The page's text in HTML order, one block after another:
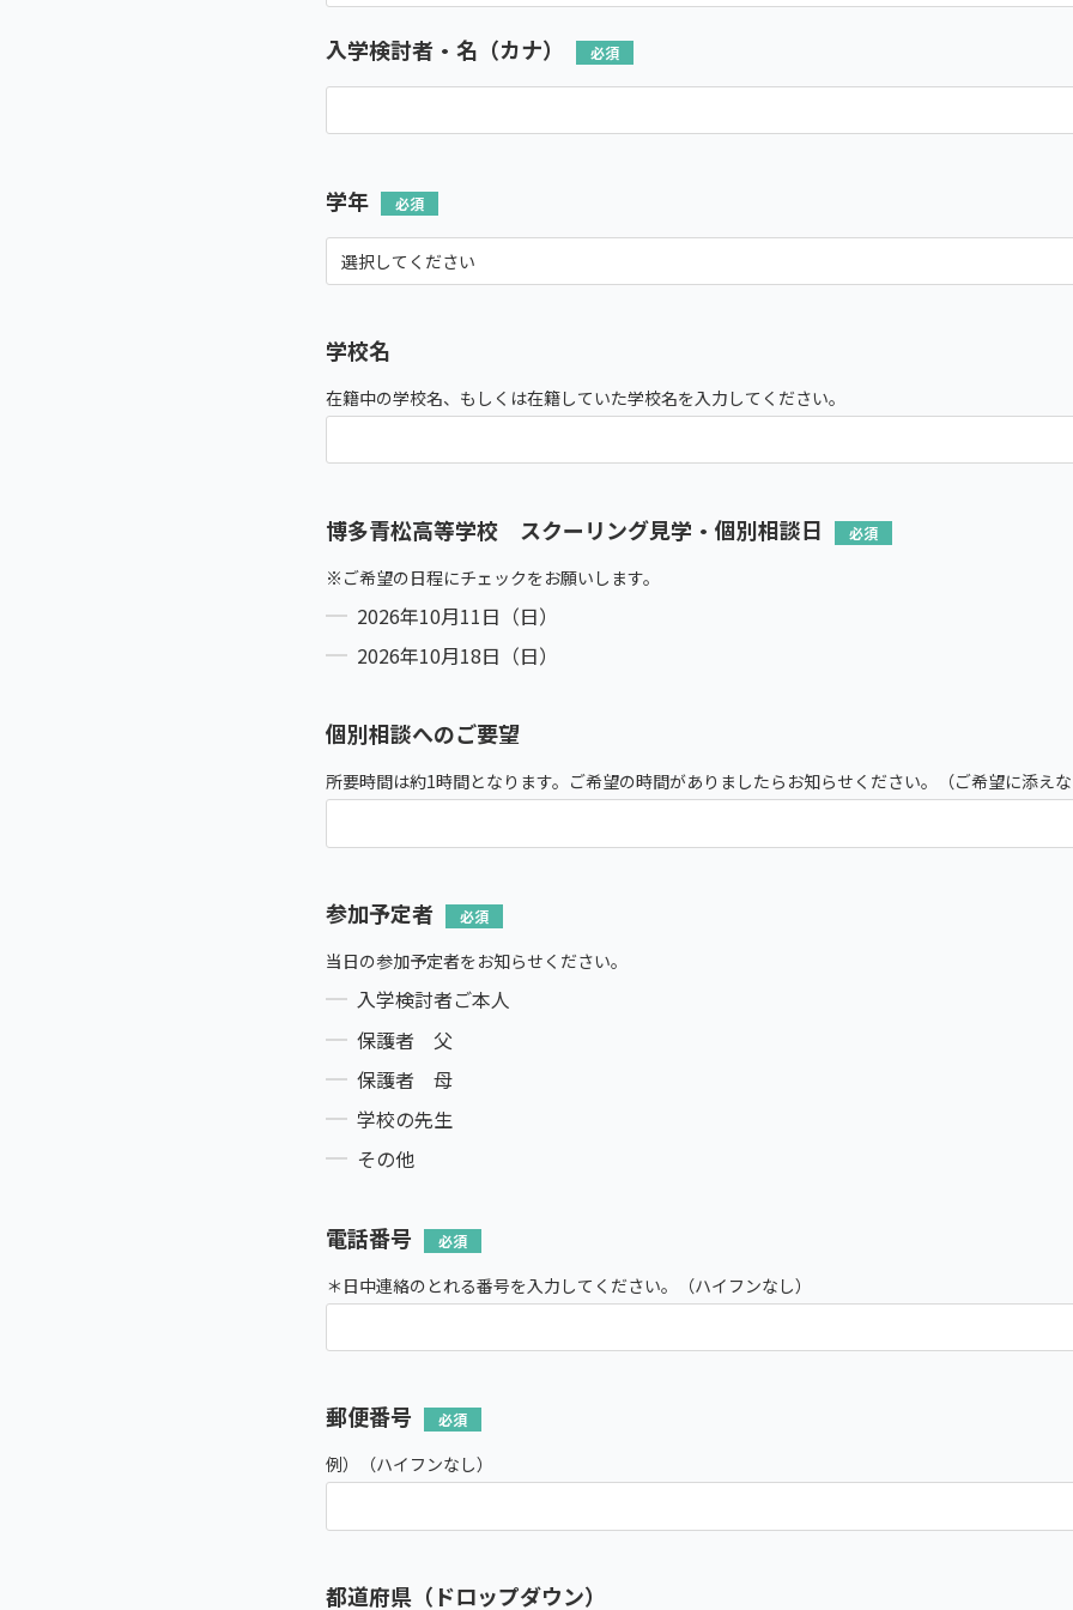
入学検討者・名（カナ）
学年
学校名
在籍中の学校名、もしくは在籍していた学校名を入力してください。
博多青松高等学校 スクーリング見学・個別相談日
※ご希望の日程にチェックをお願いします。
2026年10月11日（日）
2026年10月18日（日）
個別相談へのご要望
所要時間は約1時間となります。ご希望の時間がありましたらお知らせください。（ご希望に添えな
参加予定者
当日の参加予定者をお知らせください。
入学検討者ご本人
保護者 父
保護者 母
学校の先生
その他
電話番号
＊日中連絡のとれる番号を入力してください。（ハイフンなし）
郵便番号
例）（ハイフンなし）
都道府県（ドロップダウン）